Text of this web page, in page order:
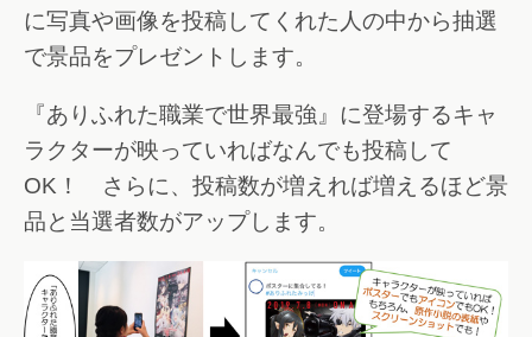
に写真や画像を投稿してくれた人の中から抽選
で景品をプレゼントします。
『ありふれた職業で世界最強』に登場するキャ
ラクターが映っていればなんでも投稿して
OK！ さらに、投稿数が増えれば増えるほど景
品と当選者数がアップします。